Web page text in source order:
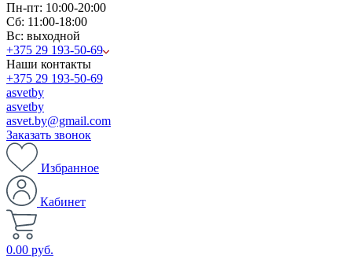
Пн-пт: 10:00-20:00
Сб: 11:00-18:00
Вс: выходной
+375 29 193-50-69
Наши контакты
+375 29 193-50-69
asvetby
asvetby
asvet.by@gmail.com
Заказать звонок
Избранное
Кабинет
0.00 руб.